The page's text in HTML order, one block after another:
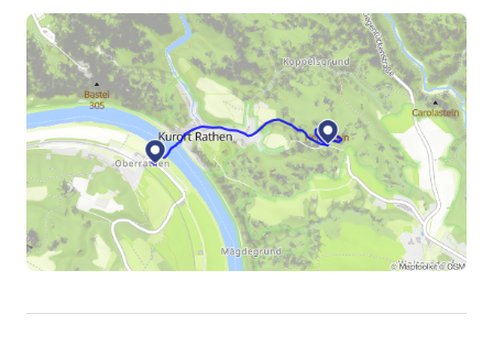
Sie verkehrt in der Saison wochentags von 4.30 Uhr
bzw. 5.30 am Wochenende bis 1 Uhr. Mit der Fähre
gelangen Sie zum Bahnhof am anderen Elbufer.
Bevor Sie jedoch wieder in den Zug steigen, können
Sie sich noch die liebevoll gestaltete
Garteneisenbahnanlage anschauen.